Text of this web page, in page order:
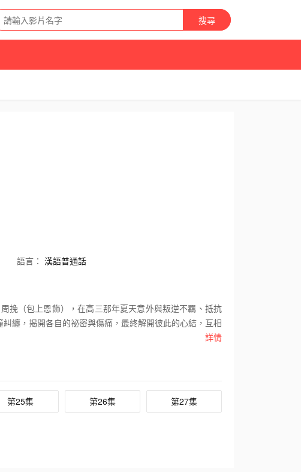
搜尋
語言： 漢語普通話
挽（包上恩飾），在高三那年夏天意外與叛逆不羈、抵抗
纏，揭開各自的祕密與傷痛，最終解開彼此的心結，互相
詳情
第25集 第26集 第27集